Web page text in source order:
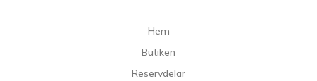
Hem
Butiken
Reservdelar